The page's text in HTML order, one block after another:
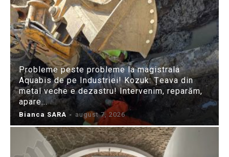
Probleme peste probleme la magistrala
Aquabis de pe Industriei! Kozuk: Țeava din
metal veche e dezastru! Intervenim, reparăm,
apare...
Bianca SARA - august 7, 2026